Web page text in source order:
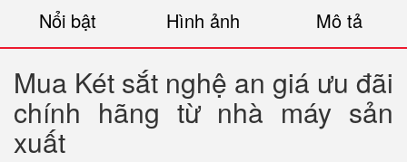
Nổi bật Hình ảnh Mô tả
Mua Két sắt nghệ an giá ưu đãi
chính hãng từ nhà máy sản
xuất